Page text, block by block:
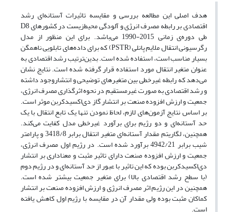
هدف اصلی این مطالعه بررسی و مقایسه تاثیرات آستانه‌‌ای رشد
اقتصادی بر رابطه مصرف انرژی و آلودگی محیط‌زیست در کشورهای D8
طی دوره‌ی زمانی 2015-1990 می‌باشد. برای این منظور از مدل
رگرسیونی انتقال ملایم پانلی (PSTR) که برای داده‌های تابلویی ناهمگن
بسیار مناسب است، استفاده شده است. بدین‌ترتیب رشد اقتصادی به
عنوان متغیر انتقال مورد استفاده قرار گرفته شده است. نتایج نشان
می‌دهد که رابطه غیرخطی بین متغیرهای توضیحی و انتشاروجود داشته
و رشد اقتصادی به صورت غیرمستقیم در نحوه اثرگذاری مصرف انرژی،
جمعیت و ارزش افزوده صنعت بر انتشار گاز دی‌اکسید‌کربن موثر است.
بر اساس نتایج آزمون‌های لازم، لحاظ نمودن تنها یک تابع انتقال با یک
حد آستانه‌‌ای و دو رژیم برای برآورد غیرخطی مدل کفایت می‌کند.
همچنین، لگاریتم مقدار آستانه‌‌ای متغیر انتقال برابر 3418/8 و پارامتر
شیب برابر 4942/21 برآورد شده است. در رژیم اول مصرف انرژی،
جمعیت و ارزش افزوده صنعت دارای تاثیر مثبت و معناداری بر انتشار
دی‌اکسید‌کربن بوده که این تاثیر با عبور از حد آستانه‌‌ای و در رژیم دوم
(با سطح رشد اقتصادی بالا) برای متغیر جمعیت بیشتر شده است.
همچنین در این رژیم اثر مصرف انرژی و ارزش افزوده صنعت بر انتشار
کماکان مثبت بوده ولی مقدار آن در مقایسه با رژیم اول کاهش یافته